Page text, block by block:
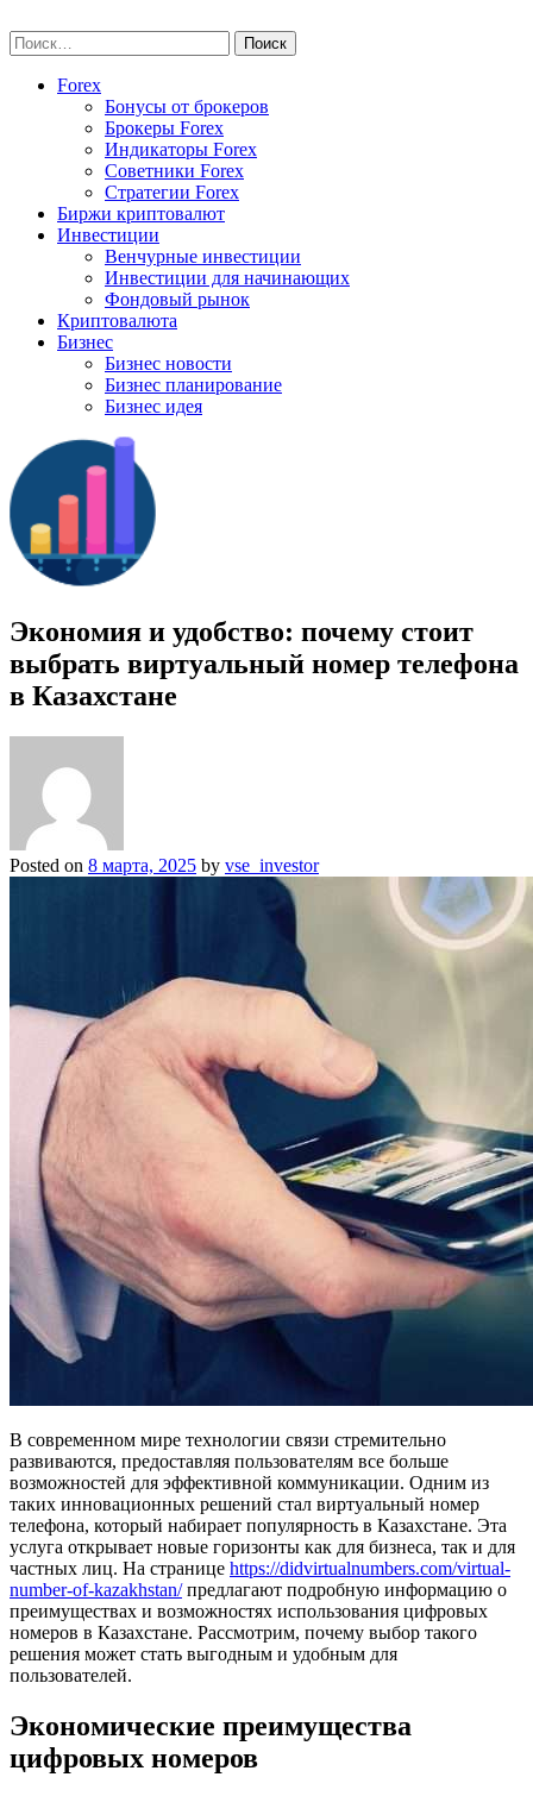
to
content
Найти:
Forex
Бонусы от брокеров
Брокеры Forex
Индикаторы Forex
Советники Forex
Стратегии Forex
Биржи криптовалют
Инвестиции
Венчурные инвестиции
Инвестиции для начинающих
Фондовый рынок
Криптовалюта
Бизнес
Бизнес новости
Бизнес планирование
Бизнес идея
Экономия и удобство: почему стоит
выбрать виртуальный номер телефона
в Казахстане
Posted on 8 марта, 2025 by vse_investor
В современном мире технологии связи стремительно
развиваются, предоставляя пользователям все больше
возможностей для эффективной коммуникации. Одним из
таких инновационных решений стал виртуальный номер
телефона, который набирает популярность в Казахстане. Эта
услуга открывает новые горизонты как для бизнеса, так и для
частных лиц. На странице https://didvirtualnumbers.com/virtual-
number-of-kazakhstan/предлагают подробную информацию о
преимуществах и возможностях использования цифровых
номеров в Казахстане. Рассмотрим, почему выбор такого
решения может стать выгодным и удобным для
пользователей.
Экономические преимущества
цифровых номеров